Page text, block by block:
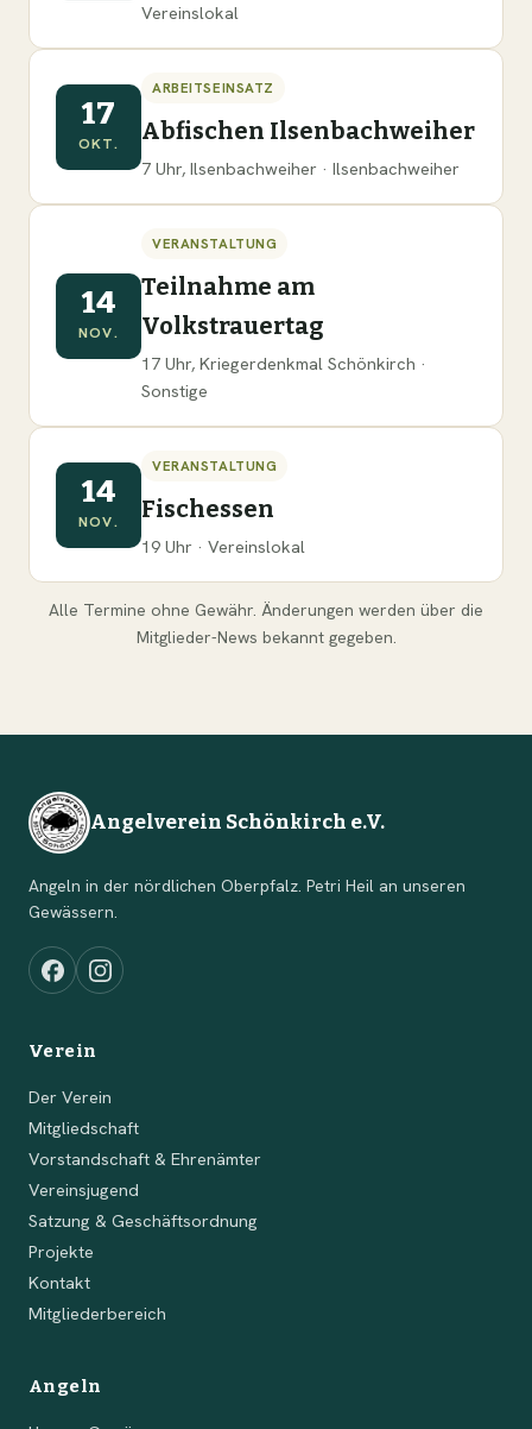
Vereinslokal
17
OKT.
ARBEITSEINSATZ
Abfischen Ilsenbachweiher
7 Uhr, Ilsenbachweiher · Ilsenbachweiher
14
NOV.
VERANSTALTUNG
Teilnahme am
Volkstrauertag
17 Uhr, Kriegerdenkmal Schönkirch ·
Sonstige
14
NOV.
VERANSTALTUNG
Fischessen
19 Uhr · Vereinslokal
Alle Termine ohne Gewähr. Änderungen werden über die
Mitglieder-News bekannt gegeben.
Angelverein Schönkirch e.V.
Angeln in der nördlichen Oberpfalz. Petri Heil an unseren
Gewässern.
Verein
Der Verein
Mitgliedschaft
Vorstandschaft & Ehrenämter
Vereinsjugend
Satzung & Geschäftsordnung
Projekte
Kontakt
Mitgliederbereich
Angeln